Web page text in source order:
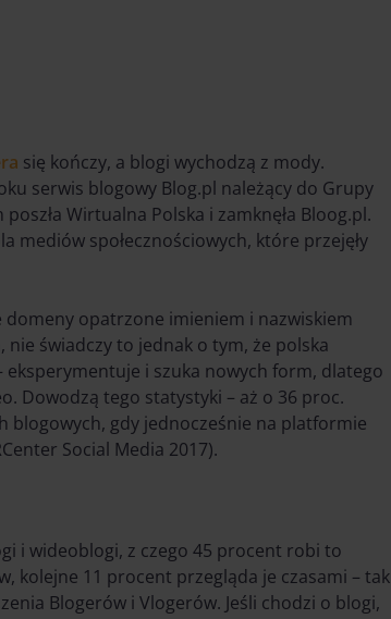
się kończy, a blogi wychodzą z mody.
serwis blogowy Blog.pl należący do Grupy
Wirtualna Polska i zamknęła Bloog.pl.
mediów społecznościowych, które przejęły
domeny opatrzone imieniem i nazwiskiem
świadczy to jednak o tym, że polska
eksperymentuje i szuka nowych form, dlatego
Dowodzą tego statystyki – aż o 36 proc.
blogowych, gdy jednocześnie na platformie
Social Media 2017).
i wideoblogi, z czego 45 procent robi to
kolejne 11 procent przegląda je czasami – tak
Blogerów i Vlogerów. Jeśli chodzi o blogi,